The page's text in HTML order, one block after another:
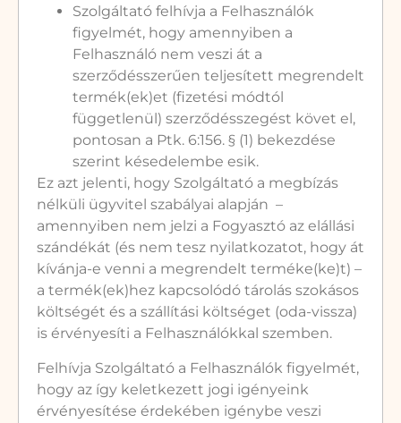
Szolgáltató felhívja a Felhasználók
figyelmét, hogy amennyiben a
Felhasználó nem veszi át a
szerződésszerűen teljesített megrendelt
termék(ek)et (fizetési módtól
függetlenül) szerződésszegést követ el,
pontosan a Ptk. 6:156. § (1) bekezdése
szerint késedelembe esik.
Ez azt jelenti, hogy Szolgáltató a megbízás
nélküli ügyvitel szabályai alapján –
amennyiben nem jelzi a Fogyasztó az elállási
szándékát (és nem tesz nyilatkozatot, hogy át
kívánja-e venni a megrendelt terméke(ke)t) –
a termék(ek)hez kapcsolódó tárolás szokásos
költségét és a szállítási költséget (oda-vissza)
is érvényesíti a Felhasználókkal szemben.
Felhívja Szolgáltató a Felhasználók figyelmét,
hogy az így keletkezett jogi igényeink
érvényesítése érdekében igénybe veszi